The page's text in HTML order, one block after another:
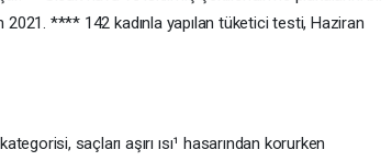
**** 142 kadınla yapılan tüketici testi, Haziran
saçları aşırı ısı¹ hasarından korurken